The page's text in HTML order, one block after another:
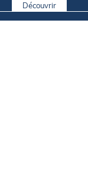
Découvrir